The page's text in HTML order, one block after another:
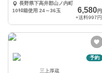
長野県下高井郡山ノ内町
10ｷﾛ箱使用 24～36玉
6,580円
+送料997円
予約
三上厚蔵